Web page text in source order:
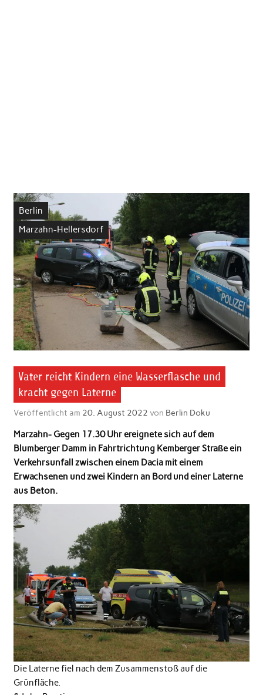
Berlin
Marzahn-Hellersdorf
Vater reicht Kindern eine Wasserflasche und
kracht gegen Laterne
Veröffentlicht am 20. August 2022 von Berlin Doku
Marzahn- Gegen 17.30 Uhr ereignete sich auf dem
Blumberger Damm in Fahrtrichtung Kemberger Straße ein
Verkehrsunfall zwischen einem Dacia mit einem
Erwachsenen und zwei Kindern an Bord und einer Laterne
aus Beton.
Die Laterne fiel nach dem Zusammenstoß auf die
Grünfläche.